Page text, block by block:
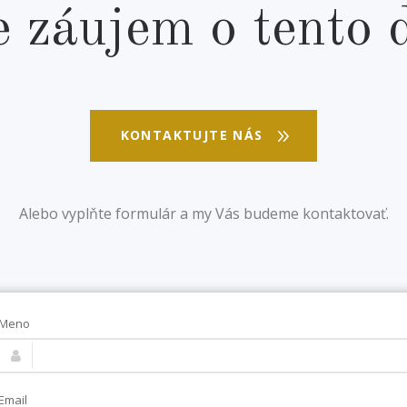
záujem o tento
KONTAKTUJTE NÁS
Alebo vyplňte formulár a my Vás budeme kontaktovať.